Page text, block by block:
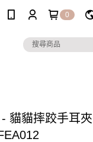
0
貓貓摔跤手耳